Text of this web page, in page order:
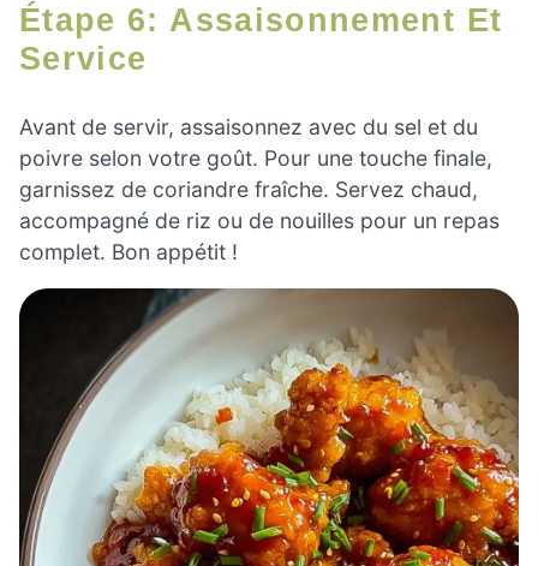
Étape 6: Assaisonnement Et
Service
Avant de servir, assaisonnez avec du sel et du
poivre selon votre goût. Pour une touche finale,
garnissez de coriandre fraîche. Servez chaud,
accompagné de riz ou de nouilles pour un repas
complet. Bon appétit !